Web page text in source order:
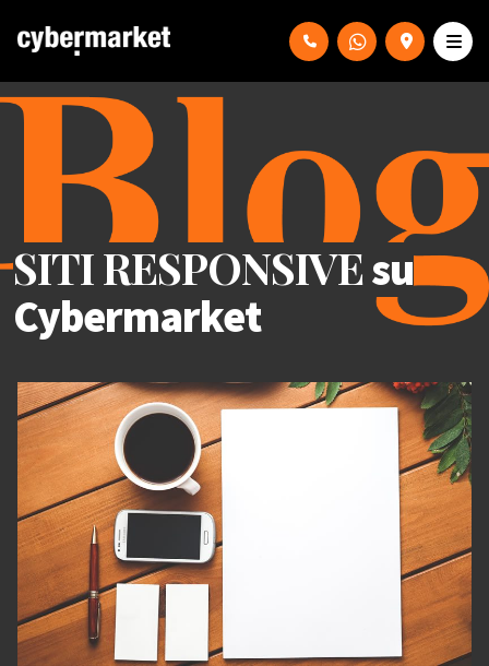
SITI RESPONSIVEsu
Cybermarket